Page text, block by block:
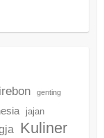
genting
jajan
Kuliner